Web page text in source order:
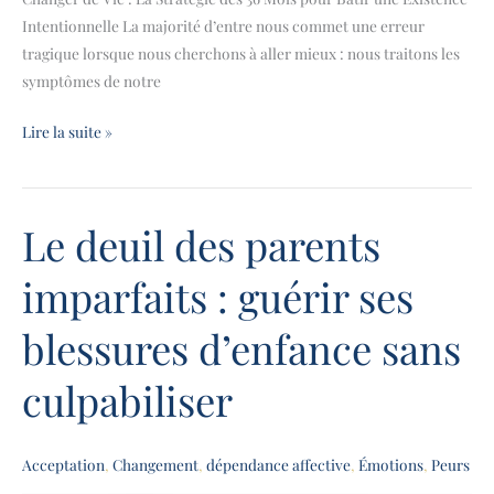
Intentionnelle La majorité d’entre nous commet une erreur
tragique lorsque nous cherchons à aller mieux : nous traitons les
symptômes de notre
Lire la suite »
Le deuil des parents
imparfaits : guérir ses
blessures d’enfance sans
culpabiliser
Acceptation, Changement, dépendance affective, Émotions, Peurs
Le
deuil
des
parents
imparfaits
:
guérir
ses
d’enfance